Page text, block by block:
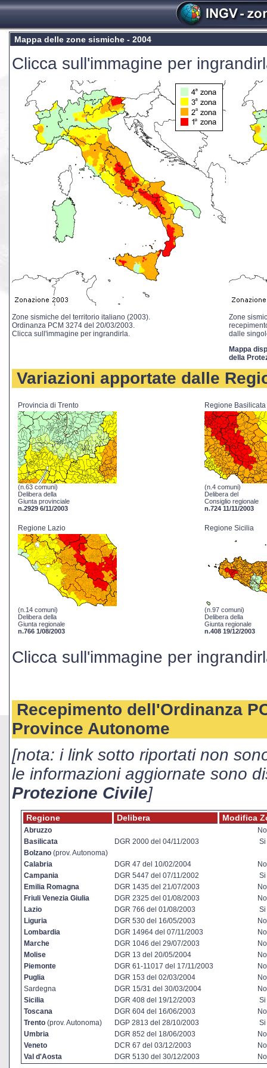
Mappa delle zone sismiche - 2004
Clicca sull'immagine per
Zone sismiche del territorio italiano (2003).
Ordinanza PCM 3274 del 20/03/2003.
Clicca sull'immagine per ingrandirla.
Zone
dalle
Mappa
della
Variazioni apportate dalle
Provincia di Trento
(n.63 comuni)
Delibera della
Giunta provinciale
n.2929 6/11/2003
Regione Basilicata
(n.4 comuni)
Delibera del
Consiglio regionale
n.724 11/11/2003
Regione Lazio
(n.14 comuni)
Delibera della
Giunta regionale
n.766 1/08/2003
Regione Sicilia
(n.97 comuni)
Delibera della
Giunta regionale
n.408 19/12/2003
Clicca sull'immagine per
Recepimento dell'Ordinanza
Province Autonome
[nota: i link sotto riportati non
le informazioni aggiornate sono
Protezione Civile]
Regione Delibera Modifica
Abruzzo
No
Basilicata
DGR 2000 del 04/11/2003
Si
Bolzano (prov. Autonoma)
Calabria
DGR 47 del 10/02/2004
No
Campania
DGR 5447 del 07/11/2002
Si
Emilia Romagna
DGR 1435 del 21/07/2003
No
Friuli Venezia Giulia
DGR 2325 del 01/08/2003
No
Lazio
DGR 766 del 01/08/2003
Si
Liguria
DGR 530 del 16/05/2003
No
Lombardia
DGR 14964 del 07/11/2003
No
Marche
DGR 1046 del 29/07/2003
No
Molise
DGR 13 del 20/05/2004
No
Piemonte
DGR 61-11017 del 17/11/2003
No
Puglia
DGR 153 del 02/03/2004
No
Sardegna
DGR 15/31 del 30/03/2004
No
Sicilia
DGR 408 del 19/12/2003
Si
Toscana
DGR 604 del 16/06/2003
No
Trento (prov. Autonoma) DGP 2813 del 28/10/2003
Si
Umbria
DGR 852 del 18/06/2003
No
Veneto
DCR 67 del 03/12/2003
No
Val d'Aosta
DGR 5130 del 30/12/2003 No